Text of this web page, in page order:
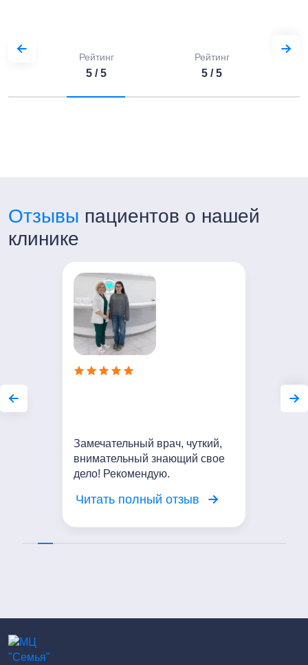
Пн-Пт с 7:00 до 21:00
Сб-Вс с 8:00 до 20:00
Рейтинг
5 / 5
Рейтинг
5 / 5
Отзывы пациентов о нашей
клинике
Замечательный врач, чуткий,
внимательный знающий свое
дело! Рекомендую.
Читать полный отзыв